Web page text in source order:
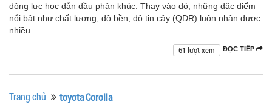
động lực học dẫn đầu phân khúc. Thay vào đó, những đặc điểm
nổi bật như chất lượng, độ bền, độ tin cậy (QDR) luôn nhận được
nhiều
ĐỌC TIẾP
61 lượt xem
Trang chủ toyota Corolla